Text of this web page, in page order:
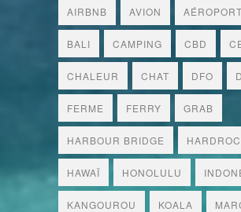
AIRBNB AVION AÉROPORT
BALI CAMPING CBD
CHALEUR CHAT DFO
FERME FERRY GRAB
HARBOUR BRIDGE
HAWAÏ HONOLULU
KANGOUROU KOALA